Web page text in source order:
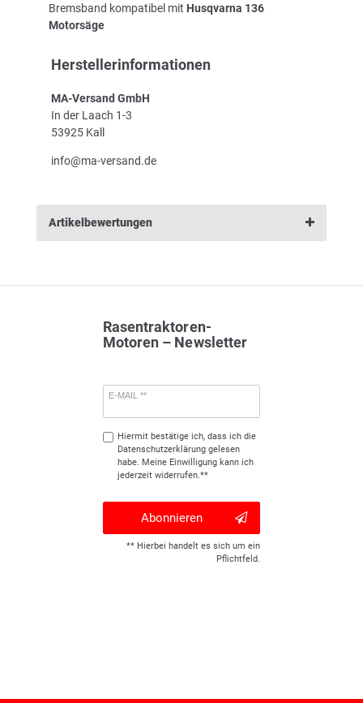
Bremsband kompatibel mit Husqvarna 136
Motorsäge
Herstellerinformationen
MA-Versand GmbH
In der Laach 1-3
53925 Kall
info@ma-versand.de
Artikelbewertungen
Rasentraktoren-
Motoren – Newsletter
E-MAIL **
Hiermit bestätige ich, dass ich die
Daten­schutz­erklärunggelesen
habe. Meine Einwilligung kann ich
jederzeit widerrufen.**
Abonnieren
** Hierbei handelt es sich um ein
Pflichtfeld.